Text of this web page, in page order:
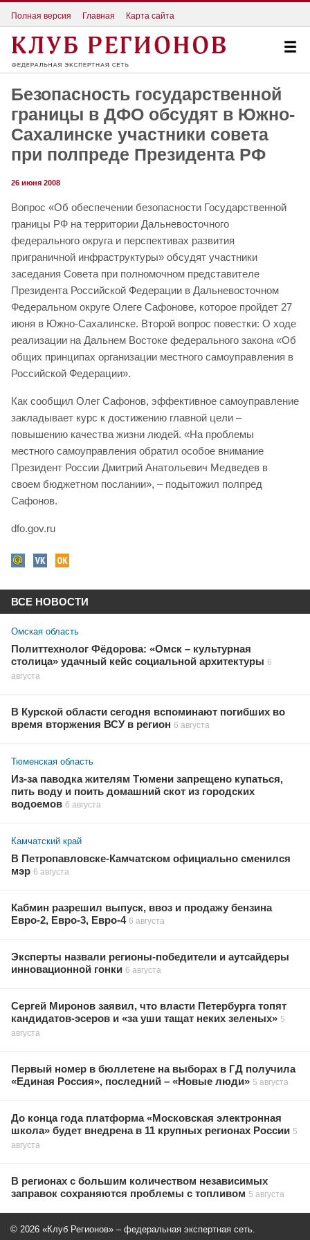
Полная версия Главная Карта сайта
Безопасность государственной
границы в ДФО обсудят в Южно-
Сахалинске участники совета
при полпреде Президента РФ
26 июня 2008
Вопрос «Об обеспечении безопасности Государственной
границы РФ на территории Дальневосточного
федерального округа и перспективах развития
приграничной инфраструктуры» обсудят участники
заседания Совета при полномочном представителе
Президента Российской Федерации в Дальневосточном
Федеральном округе Олеге Сафонове, которое пройдет 27
июня в Южно-Сахалинске. Второй вопрос повестки: О ходе
реализации на Дальнем Востоке федерального закона «Об
общих принципах организации местного самоуправления в
Российской Федерации».
Как сообщил Олег Сафонов, эффективное самоуправление
закладывает курс к достижению главной цели –
повышению качества жизни людей. «На проблемы
местного самоуправления обратил особое внимание
Президент России Дмитрий Анатольевич Медведев в
своем бюджетном послании», – подытожил полпред
Сафонов.
dfo.gov.ru
ВСЕ НОВОСТИ
Омская область
Политтехнолог Фёдорова: «Омск – культурная
столица» удачный кейс социальной архитектуры 6
августа
В Курской области сегодня вспоминают погибших во
время вторжения ВСУ в регион 6 августа
Тюменская область
Из-за паводка жителям Тюмени запрещено купаться,
пить воду и поить домашний скот из городских
водоемов 6 августа
Камчатский край
В Петропавловске-Камчатском официально сменился
мэр 6 августа
Кабмин разрешил выпуск, ввоз и продажу бензина
Евро-2, Евро-3, Евро-4 6 августа
Эксперты назвали регионы-победители и аутсайдеры
инновационной гонки 6 августа
Сергей Миронов заявил, что власти Петербурга топят
кандидатов-эсеров и «за уши тащат неких зеленых» 5
августа
Первый номер в бюллетене на выборах в ГД получила
«Единая Россия», последний – «Новые люди» 5 августа
До конца года платформа «Московская электронная
школа» будет внедрена в 11 крупных регионах России 5
августа
В регионах с большим количеством независимых
заправок сохраняются проблемы с топливом 5 августа
© 2026 «Клуб Регионов» – федеральная экспертная сеть.